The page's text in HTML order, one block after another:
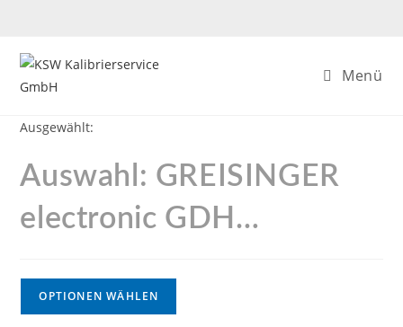
Menü
Ausgewählt:
Auswahl: GREISINGER
electronic GDH…
OPTIONEN WÄHLEN